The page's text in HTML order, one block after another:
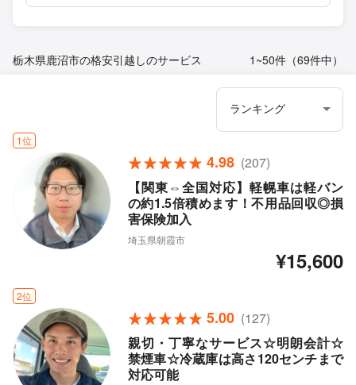
栃木県鹿沼市の格安引越しのサービス 1~50件（69件中）
1位
4.98 (207)
【関東⇔全国対応】軽幌車は軽バン
の約1.5倍積めます！不用品回収◎損
害保険加入
埼玉県朝霞市
¥15,600
2位
5.00 (127)
親切・丁寧なサービス☆明朗会計☆
禁煙車☆冷蔵庫は高さ120センチまで
対応可能